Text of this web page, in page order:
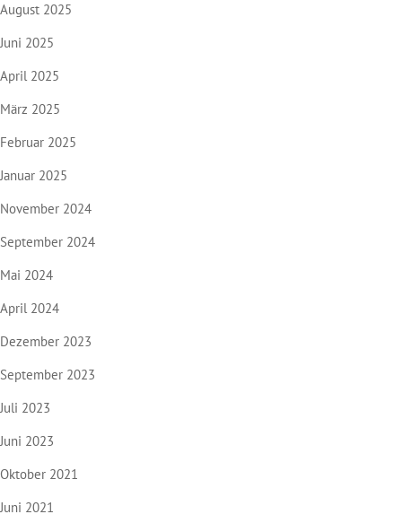
August 2025
Juni 2025
April 2025
März 2025
Februar 2025
Januar 2025
November 2024
September 2024
Mai 2024
April 2024
Dezember 2023
September 2023
Juli 2023
Juni 2023
Oktober 2021
Juni 2021